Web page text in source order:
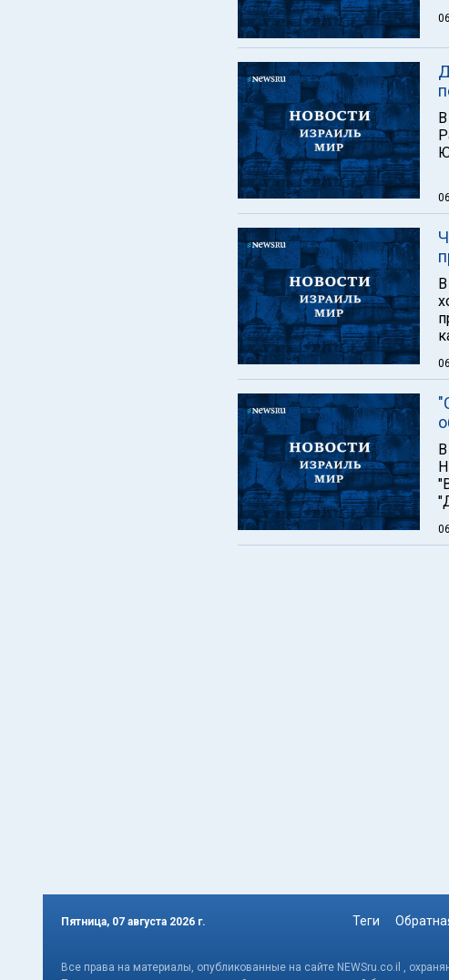
Пятница, 07 августа 2026 г. Теги
Все права на материалы, опубликованные на сайте NEWSru.co.il ,